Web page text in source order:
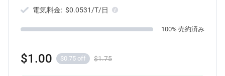
電気料金: $0.0531/T/日
100% 売約済み
$1.00 $0.75 off $1.75